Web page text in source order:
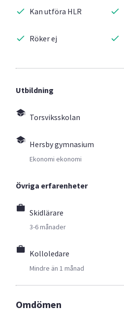
Kan utföra HLR
Röker ej
Utbildning
Torsviksskolan
Hersby gymnasium
Ekonomi ekonomi
Övriga erfarenheter
Skidlärare
3-6 månader
Kolloledare
Mindre än 1 månad
Omdömen